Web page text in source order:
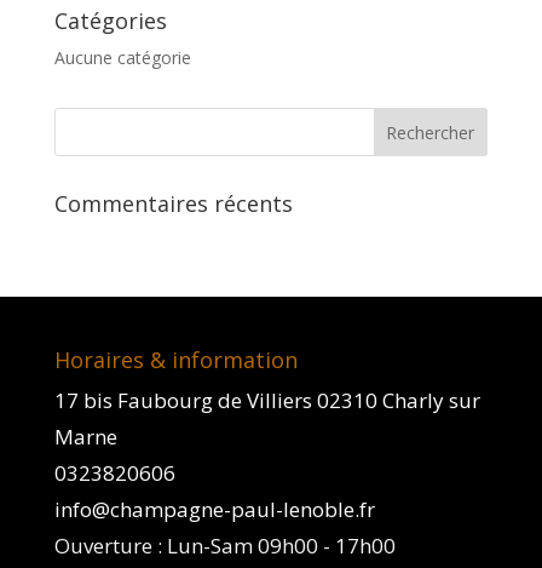
Catégories
Aucune catégorie
Commentaires récents
Horaires & information
17 bis Faubourg de Villiers 02310 Charly sur
Marne
0323820606
info@champagne-paul-lenoble.fr
Ouverture : Lun-Sam 09h00 - 17h00